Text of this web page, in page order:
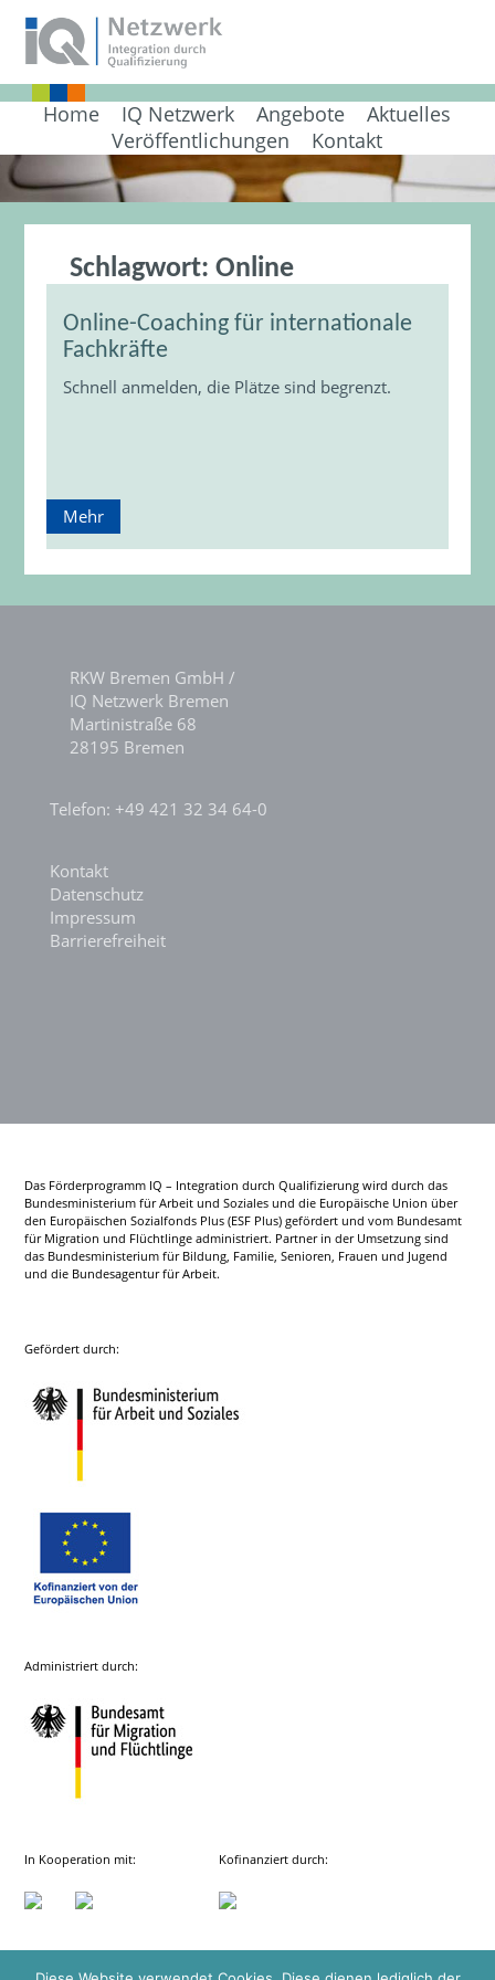
Home IQ Netzwerk Angebote
Aktuelles
Veröffentlichungen
Kontakt
Schlagwort:Online
Online-Coaching für internationale
Fachkräfte
Schnell anmelden, die Plätze sind begrenzt.
Mehr
RKW Bremen GmbH /
IQ Netzwerk Bremen
Martinistraße 68
28195 Bremen
Telefon: +49 421 32 34 64-0
Kontakt
Datenschutz
Impressum
Barrierefreiheit
Das Förderprogramm IQ – Integration durch Qualifizierung wird durch das
Bundesministerium für Arbeit und Soziales und die Europäische Union über
den Europäischen Sozialfonds Plus (ESF Plus) gefördert und vom Bundesamt
für Migration und Flüchtlinge administriert. Partner in der Umsetzung sind
das Bundesministerium für Bildung, Familie, Senioren, Frauen und Jugend
und die Bundesagentur für Arbeit.
Gefördert durch:
Administriert durch:
In Kooperation mit: Kofinanziert durch: